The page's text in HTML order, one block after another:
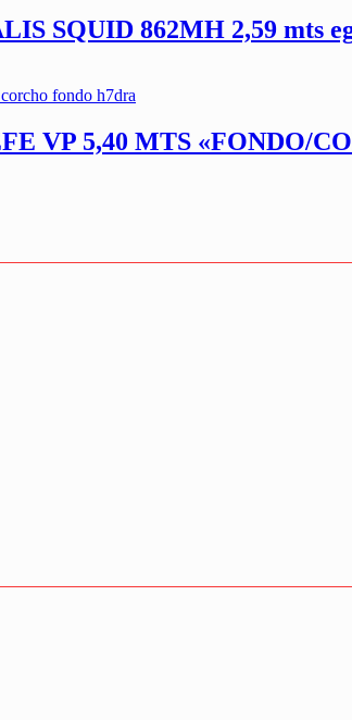
SQUID 862MH 2,59 mts
VP 5,40 MTS «FONDO/